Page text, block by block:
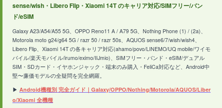
sense/wish・Libero Flip・Xiaomi 14T のキャリア対応/SIMフリー/バン
ド/eSIM
Galaxy A23/A54/A55 5G、OPPO Reno11 A / A79 5G、Nothing Phone (1) / (2a)、
Motorola moto g24/g64 5G / razr 50 / razr 50s、AQUOS sense6/7/wish/wish4、
Libero Flip、Xiaomi 14T の各キャリア対応(ahamo/povo/LINEMO/UQ mobile/ワイモ
バイル/楽天モバイル/irumo/eximo/IIJmio)、SIMフリー・バンド・eSIM/デュアル
SIM・SDカード・イヤホンジャック・端末のみ購入・FeliCa対応など、Android中
堅〜廉価モデルの全疑問を完全網羅。
▶ Android機種別 完全ガイド｜Galaxy/OPPO/Nothing/Motorola/AQUOS/Liber
o/Xiaomi 全機種